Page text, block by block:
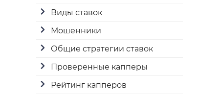
Виды ставок
Мошенники
Общие стратегии ставок
Проверенные капперы
Рейтинг капперов